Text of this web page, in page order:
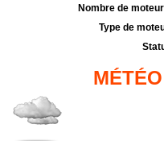
Nombre de
Type de